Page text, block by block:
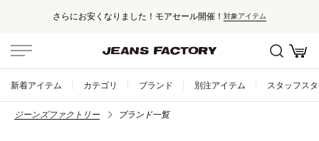
さらにお安くなりました！モアセール開催！ 対象アイテム
新着アイテム カテゴリ ブランド 別注アイテム スタッフス
ジーンズファクトリー ブランド一覧